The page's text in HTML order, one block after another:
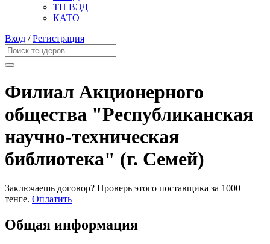
ТН ВЭД
КАТО
Вход /Регистрация
Филиал Акционерного
общества "Республиканская
научно-техническая
библиотека" (г. Семей)
Заключаешь договор? Проверь этого поставщика за 1000
тенге. Оплатить
Общая информация